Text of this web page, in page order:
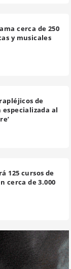
cerca de 250
y musicales
de
al
125 cursos de
cerca de 3.000